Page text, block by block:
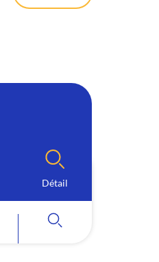
Détail